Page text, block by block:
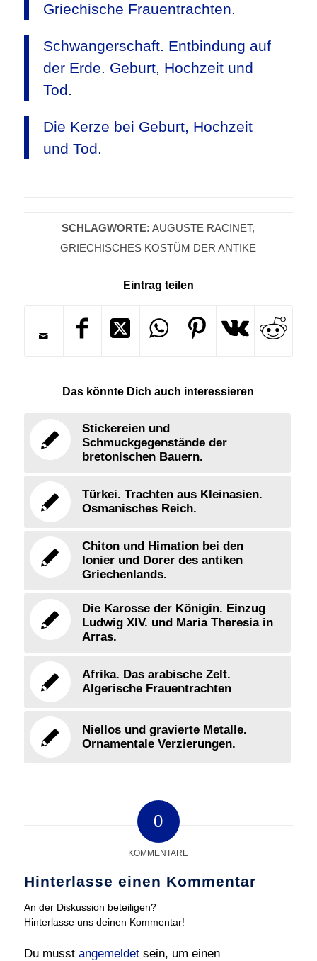
Griechische Frauentrachten.
Schwangerschaft. Entbindung auf
der Erde. Geburt, Hochzeit und
Tod.
Die Kerze bei Geburt, Hochzeit
und Tod.
SCHLAGWORTE: AUGUSTE RACINET,
GRIECHISCHES KOSTÜM DER ANTIKE
Eintrag teilen
Das könnte Dich auch interessieren
Stickereien und
Schmuckgegenstände der
bretonischen Bauern.
Türkei. Trachten aus Kleinasien.
Osmanisches Reich.
Chiton und Himation bei den
Ionier und Dorer des antiken
Griechenlands.
Die Karosse der Königin. Einzug
Ludwig XIV. und Maria Theresia in
Arras.
Afrika. Das arabische Zelt.
Algerische Frauentrachten
Niellos und gravierte Metalle.
Ornamentale Verzierungen.
0
KOMMENTARE
Hinterlasse einen Kommentar
An der Diskussion beteiligen?
Hinterlasse uns deinen Kommentar!
Du musst angemeldetsein, um einen